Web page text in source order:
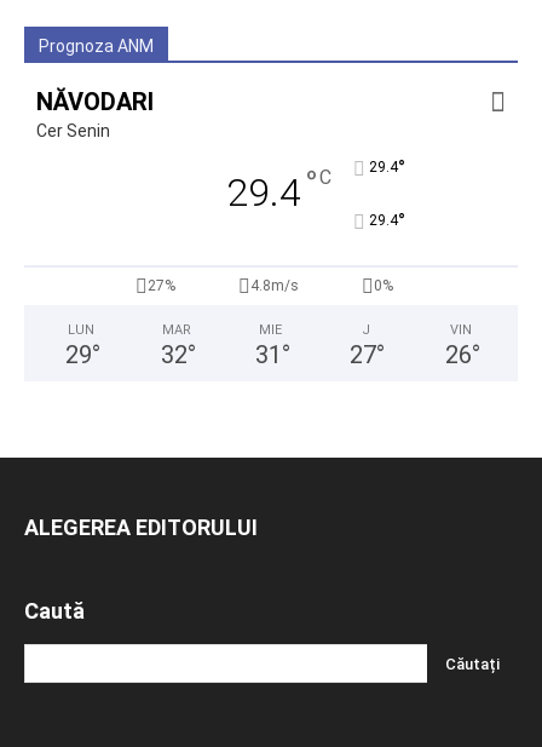
Prognoza ANM
NĂVODARI
Cer Senin
29.4°C 29.4°
29.4°
27% 4.8m/s 0%
LUN
29°
MAR
32°
MIE
31 °
J
27°
VIN
26°
ALEGEREA EDITORULUI
Caută